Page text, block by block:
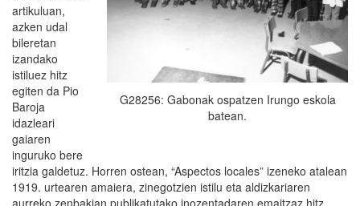
G28256: Gabonak ospatzen Irungo eskola
batean.
artikuluan,
azken udal
bileretan
izandako
istiluez hitz
egiten da Pio
Baroja
idazleari
gaiaren
inguruko bere
iritzia galdetuz. Horren ostean, “Aspectos locales” izeneko atalean
1919. urtearen amaiera, zinegotzien istilu eta aldizkariaren
aurreko zenbakian publikatutako inozentadaren emaitzaz hitz